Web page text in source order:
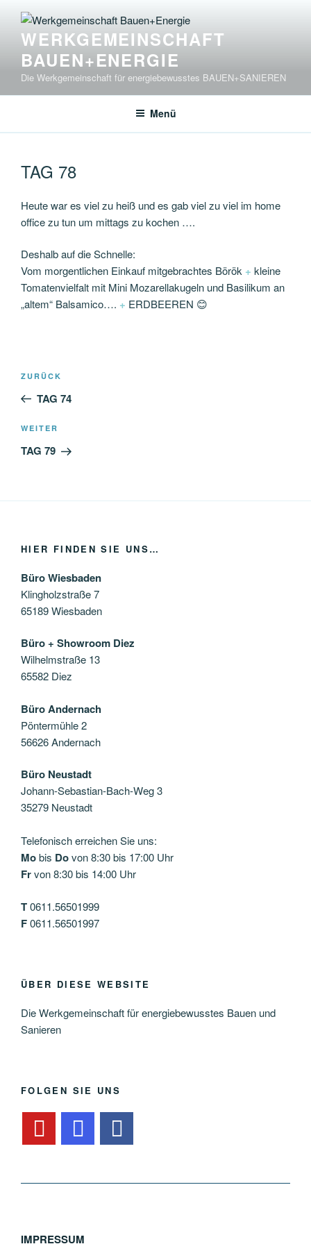
Inhalt
springenWERKGEMEINSCHAFT
BAUEN+ENERGIE
Die Werkgemeinschaft für energiebewusstes BAUEN+SANIEREN
Menü
TAG 78
Heute war es viel zu heiß und es gab viel zu viel im home
office zu tun um mittags zu kochen ….
Deshalb auf die Schnelle:
Vom morgentlichen Einkauf mitgebrachtes Börök + kleine
Tomatenvielfalt mit Mini Mozarellakugeln und Basilikum an
„altem“ Balsamico…. + ERDBEEREN 😊
Beitragsnavigation
Vorheriger
Beitrag
ZURÜCK
TAG 74
Nächster
Beitrag
WEITER
TAG 79
HIER FINDEN SIE UNS…
Büro Wiesbaden
Klingholzstraße 7
65189 Wiesbaden
Büro + Showroom Diez
Wilhelmstraße 13
65582 Diez
Büro Andernach
Pöntermühle 2
56626 Andernach
Büro Neustadt
Johann-Sebastian-Bach-Weg 3
35279 Neustadt
Telefonisch erreichen Sie uns:
Mobis Dovon 8:30 bis 17:00 Uhr
Frvon 8:30 bis 14:00 Uhr
T0611.56501999
F0611.56501997
ÜBER DIESE WEBSITE
Die Werkgemeinschaft für energiebewusstes Bauen und
Sanieren
FOLGEN SIE UNS
IMPRESSUM